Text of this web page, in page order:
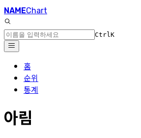
NAMEChart
CtrlK
홈
순위
통계
아림